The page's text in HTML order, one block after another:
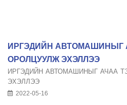
ИРГЭДИЙН АВТОМАШИНЫГ
ОРОЛЦУУЛЖ ЭХЭЛЛЭЭ
ИРГЭДИЙН АВТОМАШИНЫГ АЧАА
ЭХЭЛЛЭЭ
2022-05-16